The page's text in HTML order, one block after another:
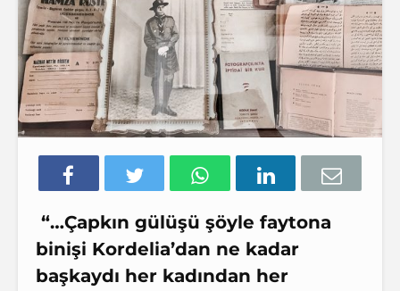
“…Çapkın gülüşü şöyle faytona
binişi Kordelia’dan ne kadar
başkaydı her kadından her